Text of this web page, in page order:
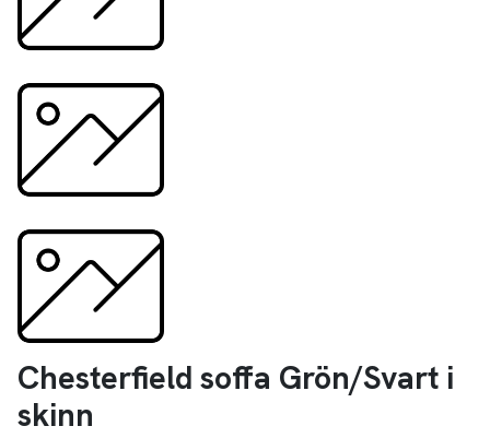
Chesterfield soffa Grön/Svart i
skinn